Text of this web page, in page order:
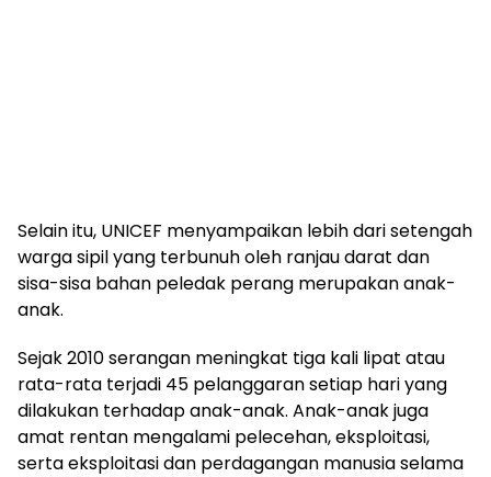
Selain itu, UNICEF menyampaikan lebih dari setengah
warga sipil yang terbunuh oleh ranjau darat dan
sisa-sisa bahan peledak perang merupakan anak-
anak.
Sejak 2010 serangan meningkat tiga kali lipat atau
rata-rata terjadi 45 pelanggaran setiap hari yang
dilakukan terhadap anak-anak. Anak-anak juga
amat rentan mengalami pelecehan, eksploitasi,
serta eksploitasi dan perdagangan manusia selama